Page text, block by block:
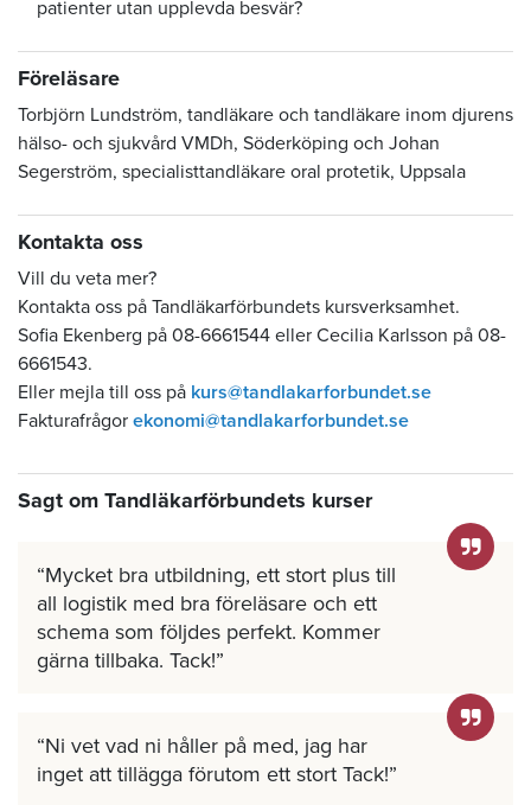
patienter utan upplevda besvär?
Föreläsare
Torbjörn Lundström, tandläkare och tandläkare inom djurens
hälso- och sjukvård VMDh, Söderköping och Johan
Segerström, specialisttandläkare oral protetik, Uppsala
Kontakta oss
Vill du veta mer?
Kontakta oss på Tandläkarförbundets kursverksamhet.
Sofia Ekenberg på 08-6661544 eller Cecilia Karlsson på 08-
6661543.
Eller mejla till oss på kurs@tandlakarforbundet.se
Fakturafrågor ekonomi@tandlakarforbundet.se
Sagt om Tandläkarförbundets kurser
Mycket bra utbildning, ett stort plus till
all logistik med bra föreläsare och ett
schema som följdes perfekt. Kommer
gärna tillbaka. Tack!
Ni vet vad ni håller på med, jag har
inget att tillägga förutom ett stort Tack!